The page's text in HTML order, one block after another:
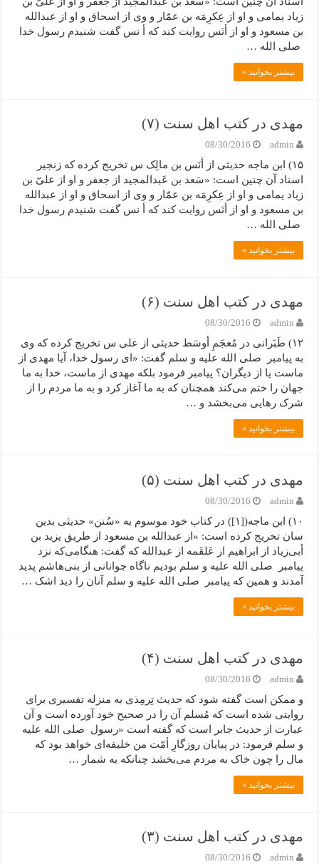
زیاد یمامی و او از عِکرِمَه بن عمّار و وی از اسحاق و او از عبدالله
بن مسعود و او از أنَس روایت کند که أ نس گفت شنیدم رسول خدا
صلی الله …
بیشتر بخوانید »
مهدی در کتب اهل سنت (۷)
admin
08/30/2016
۱۵) ابن ماجه حدیثی از أنَس بن مالِک س تخریج کرده که زنجیر
اسناد آن چنین است: «سَعد بن عَبدالمجید از جعفر و او از علیّ بن
زیاد یمامی و او از عِکرِمَه بن عمّار و وی از اسحاق و او از عبدالله
بن مسعود و او از أنَس روایت کند که أ نس گفت شنیدم رسول خدا
صلی الله …
بیشتر بخوانید »
مهدی در کتب اهل سنت (۶)
admin
08/30/2016
۱۲) طَبَرانی در مُعجَمِ أوسَط حدیثی از علی س تخریج کرده که وی
به پیامبر صلی الله علیه و سلم گفت: «ای رسول خدا، آیا مهدی از
ماست یا از دیگران؟ پیامبر فرمود بلکه مهدی از ماست، خدا به ما
جهان را ختم می‌کند همچنان که به ما آغاز کرد و به ما مردم را از
شرک رهایی می‌بخشد و …
بیشتر بخوانید »
مهدی در کتب اهل سنت (۵)
admin
08/30/2016
۱۰) ابن ماجه([۱]) در کتاب خود موسوم به «سُنن» حدیثی بدین
سان تخریج کرده است: «از عبدالله بن مسعود از طریق یزید بن
أبی‌زیاد از ابراهیم از عَلقَمه از عبدالله که گفت: هنگامی‌که نزد
پیامبر صلی الله علیه و سلم بودیم ناگاه جوانانی از بنی‌هاشم پدید
آمدند و همین که پیامبر صلی الله علیه و سلم آنان را دید اشک …
بیشتر بخوانید »
مهدی در کتب اهل سنت (۴)
admin
08/30/2016
و ممکن است گفته شود که حدیث تِرمِذی به منزله تفسیری برای
روایتی شده است که مُسلم آن را در صحیح خود آورده است و آن
عبارت از حدیث جابر است که گفته است «رسول صلی الله علیه
و سلم فرمود: در پیایان روزگارِ أمّت من خلیفه‌ای خواهد بود که
مال را چون خاک به مردم می‌بخشد چنانکه به شمار …
بیشتر بخوانید »
مهدی در کتب اهل سنت (۳)
admin
08/30/2016